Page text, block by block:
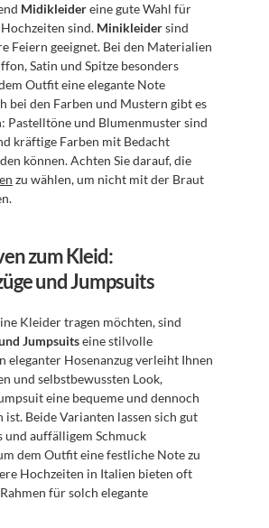
Midikleider eine gute Wahl für
sind. Minikleider sind
Feiern geeignet. Bei den Materialien
Satin und Spitze besonders
Outfit eine elegante Note
bei den Farben und Mustern gibt es
Pastelltöne und Blumenmuster sind
kräftige Farben mit Bedacht
zu wählen, um nicht mit der Braut
zum Kleid:
und Jumpsuits
Jumpsuits eine stilvolle
eleganter Hosenanzug verleiht Ihnen
und selbstbewussten Look,
eine bequeme und dennoch
ist. Beide Varianten lassen sich gut
und auffälligem Schmuck
dem Outfit eine festliche Note zu
Hochzeiten in Italien bieten oft
für solch elegante